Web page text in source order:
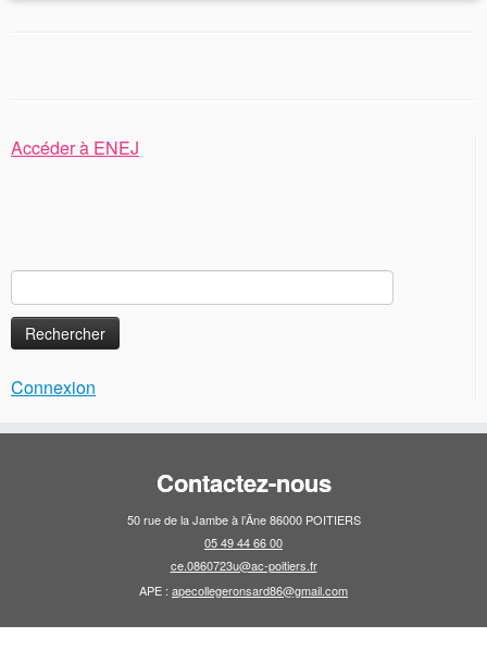
Accéder à ENEJ
Connexion
Contactez-nous
50 rue de la Jambe à l’Âne 86000 POITIERS
05 49 44 66 00
ce.0860723u@ac-poitiers.fr
APE : apecollegeronsard86@gmail.com